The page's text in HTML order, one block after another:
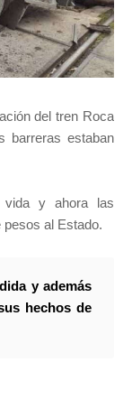
del tren Roca
barreras estaban
vida y ahora las
al Estado.
y además
hechos de